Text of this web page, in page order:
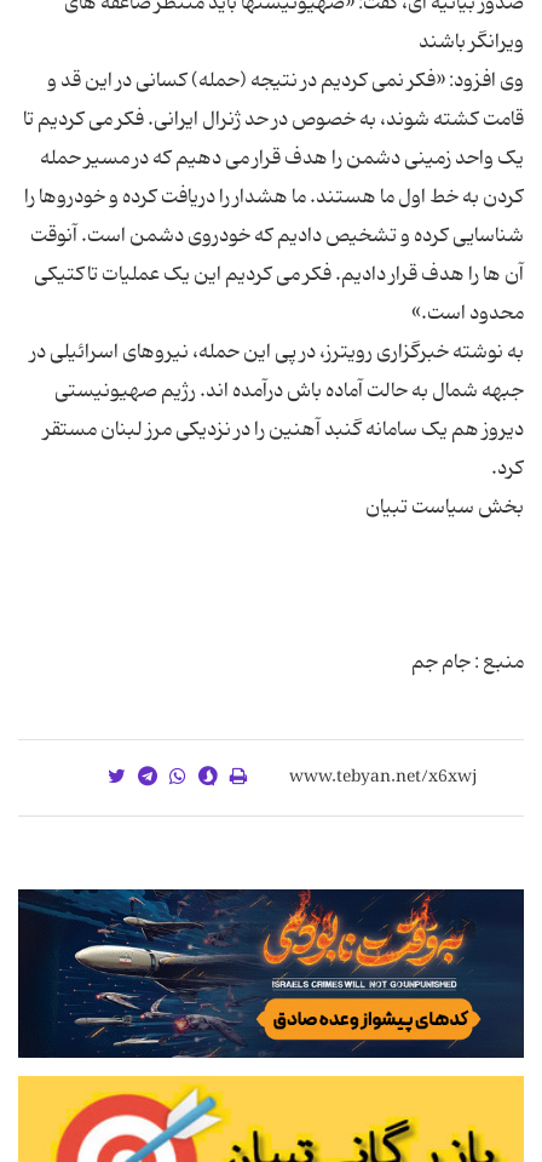
وی افزود: «فکر نمی کردیم در نتیجه (حمله) کسانی در این قد و
قامت کشته شوند، به خصوص در حد ژنرال ایرانی. فکر می کردیم تا
یک واحد زمینی دشمن را هدف قرار می دهیم که در مسیر حمله
کردن به خط اول ما هستند. ما هشدار را دریافت کرده و خودروها را
شناسایی کرده و تشخیص دادیم که خودروی دشمن است. آنوقت
آن ها را هدف قرار دادیم. فکر می کردیم این یک عملیات تاکتیکی
به نوشته خبرگزاری رویترز، در پی این حمله، نیروهای اسرائیلی در
جبهه شمال به حالت آماده باش درآمده اند. رژیم صهیونیستی
دیروز هم یک سامانه گنبد آهنین را در نزدیکی مرز لبنان مستقر
منبع : جام جم